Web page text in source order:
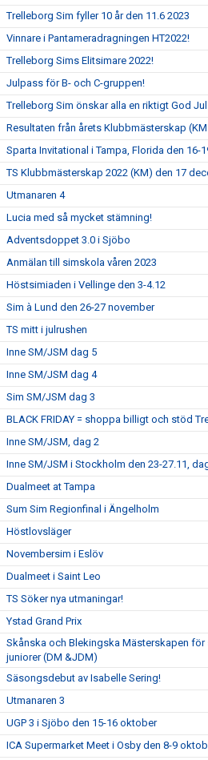
Trelleborg Sim fyller 10 år den 11.6 2023
Vinnare i Pantameradragningen HT2022!
Trelleborg Sims Elitsimare 2022!
Julpass för B- och C-gruppen!
Trelleborg Sim önskar alla en riktigt God Jul
Resultaten från årets Klubbmästerskap
Sparta Invitational i Tampa, Florida den 16-
TS Klubbmästerskap 2022 (KM) den 17
Utmanaren 4
Lucia med så mycket stämning!
Adventsdoppet 3.0 i Sjöbo
Anmälan till simskola våren 2023
Höstsimiaden i Vellinge den 3-4.12
Sim à Lund den 26-27 november
TS mitt i julrushen
Inne SM/JSM dag 5
Inne SM/JSM dag 4
Sim SM/JSM dag 3
BLACK FRIDAY = shoppa billigt och stöd
Inne SM/JSM, dag 2
Inne SM/JSM i Stockholm den 23-27.11,
Dualmeet at Tampa
Sum Sim Regionfinal i Ängelholm
Höstlovsläger
Novembersim i Eslöv
Dualmeet i Saint Leo
TS Söker nya utmaningar!
Ystad Grand Prix
Skånska och Blekingska Mästerskapen för
juniorer (DM &JDM)
Säsongsdebut av Isabelle Sering!
Utmanaren 3
UGP 3 i Sjöbo den 15-16 oktober
ICA Supermarket Meet i Osby den 8-9